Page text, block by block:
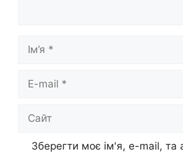
mail
Зберегти моє ім'я, e-mail, та